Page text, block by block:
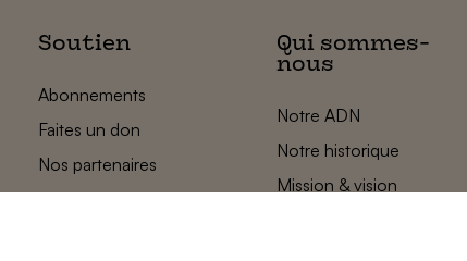
Soutien
Abonnements
Faites un don
Nos partenaires
Qui sommes-
nous
Notre ADN
Notre historique
Mission & vision